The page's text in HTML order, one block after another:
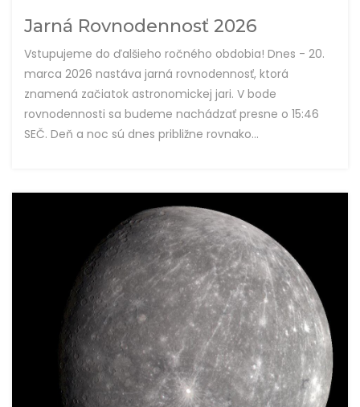
Jarná Rovnodennosť 2026
Vstupujeme do ďalšieho ročného obdobia! Dnes - 20.
marca 2026 nastáva jarná rovnodennosť, ktorá
znamená začiatok astronomickej jari. V bode
rovnodennosti sa budeme nachádzať presne o 15:46
SEČ. Deň a noc sú dnes približne rovnako...